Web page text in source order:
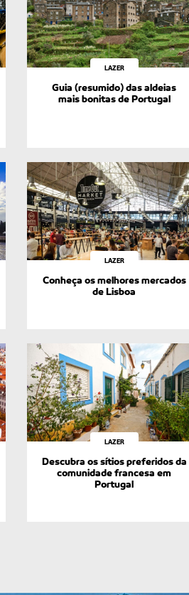
LAZER
Guia (resumido) das aldeias
mais bonitas de Portugal
LAZER
Conheça os melhores mercados
de Lisboa
LAZER
Descubra os sítios preferidos da
comunidade francesa em
Portugal